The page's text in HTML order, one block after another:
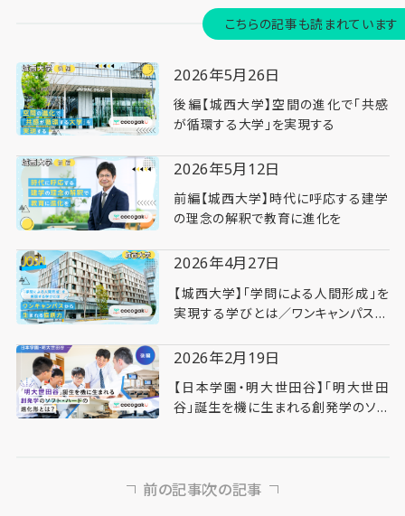
こちらの記事も読まれています
2026年5月26日
後編【城西大学】空間の進化で「共感
が循環する大学」を実現する
2026年5月12日
前編【城西大学】時代に呼応する建学
の理念の解釈で教育に進化を
2026年4月27日
【城西大学】「学問による人間形成」を
実現する学びとは／ワンキャンパスか
2026年2月19日
【日本学園・明大世田谷】「明大世田
谷」誕生を機に生まれる創発学のソフ
前の記事次の記事